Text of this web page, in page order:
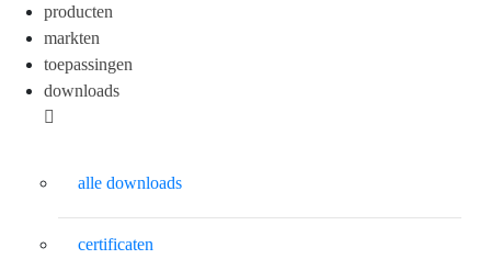
producten
markten
toepassingen
downloads
alle downloads
certificaten